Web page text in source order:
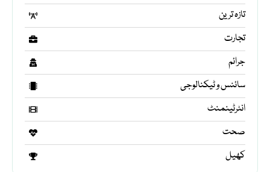
تازہ ترین
تجارت
جرائم
سائنس و ٹیکنالوجی
انٹرٹینمنٹ
صحت
کھیل